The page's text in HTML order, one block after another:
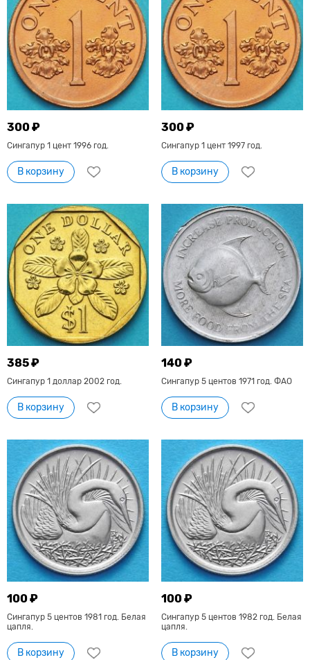
300 ₽
Сингапур 1 цент 1996 год.
В корзину
300 ₽
Сингапур 1 цент 1997 год.
В корзину
385 ₽
Сингапур 1 доллар 2002 год.
В корзину
140 ₽
Сингапур 5 центов 1971 год. ФАО
В корзину
100 ₽
Сингапур 5 центов 1981 год. Белая
цапля.
В корзину
100 ₽
Сингапур 5 центов 1982 год. Белая
цапля.
В корзину